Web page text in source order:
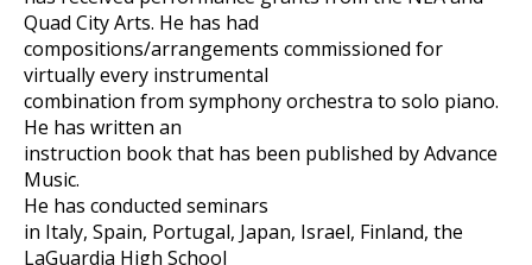
Quad City Arts. He has had
compositions/arrangements commissioned for
virtually every instrumental
combination from symphony orchestra to solo piano.
He has written an
instruction book that has been published by Advance
Music.
He has conducted seminars
in Italy, Spain, Portugal, Japan, Israel, Finland, the
LaGuardia High School